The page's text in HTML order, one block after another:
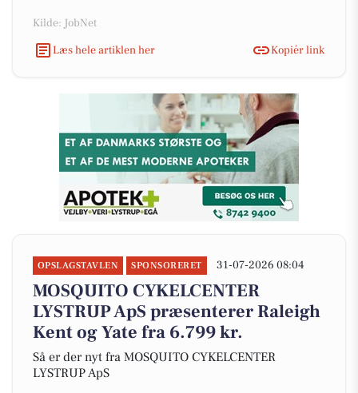
Kilde: JobNet
Læs hele artiklen her
Kopiér link
OPSLAGSTAVLEN SPONSORERET 31-07-2026 08:04
MOSQUITO CYKELCENTER
LYSTRUP ApS præsenterer Raleigh
Kent og Yate fra 6.799 kr.
Så er der nyt fra MOSQUITO CYKELCENTER
LYSTRUP ApS